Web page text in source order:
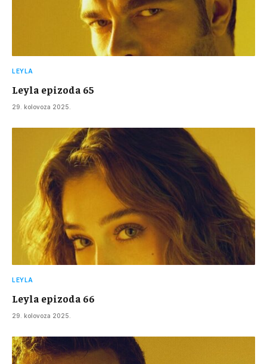
LEYLA
Leyla epizoda 65
29. kolovoza 2025.
LEYLA
Leyla epizoda 66
29. kolovoza 2025.